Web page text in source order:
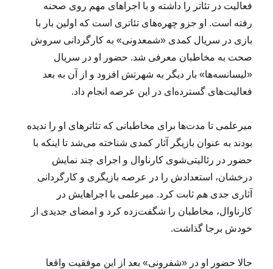
فعالیت در تئاتر را داشته و با اجراهای مهم روی صحنه
رفته است. او جزو چهره‌های تئاتری است که اولین بار با
بازی در سریال کمدی «شمعدونی» به کارگردانی سروش
صحت به مخاطبان معرفی شد. حضور او در سریال
«لیسانسه‌ها» بار دیگر به شهرتش افزود و از آن به بعد
فعالیت‌های گسترده‌ای در این عرصه انجام داد.
میرعلمی تا مدت‌ها برای مخاطبانی که تئاترهای او را ندیده
بودند به عنوان بازیگر آثار کمدی شناخته می‌شد تا اینکه با
حضور در رئالیتی‌شوی کارناوال و اجرای چند نمایش
درخشان، استعدادش را در عرصه بازیگری و کارگردانی
آثاری جدی هم ثابت کرد. میرعلمی با اجراهایش در
کارناوال، مخاطبان را شگفت‌زده کرد و امضای جدیدی از
خودش برجا گذاشت.
حالا حضور او در «شفرونی» بعد از این موفقیت واقعا